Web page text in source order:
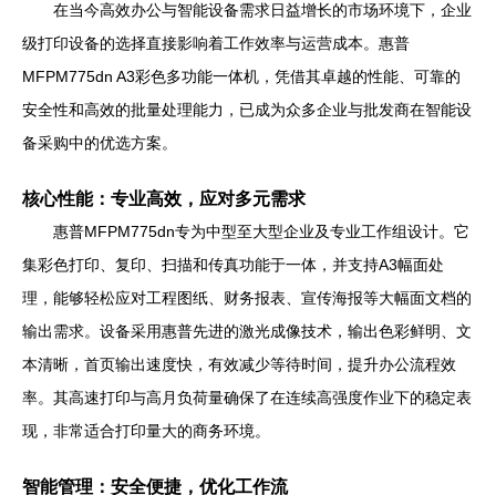
在当今高效办公与智能设备需求日益增长的市场环境下，企业
级打印设备的选择直接影响着工作效率与运营成本。惠普
MFPM775dn A3彩色多功能一体机，凭借其卓越的性能、可靠的
安全性和高效的批量处理能力，已成为众多企业与批发商在智能设
备采购中的优选方案。
核心性能：专业高效，应对多元需求
惠普MFPM775dn专为中型至大型企业及专业工作组设计。它
集彩色打印、复印、扫描和传真功能于一体，并支持A3幅面处
理，能够轻松应对工程图纸、财务报表、宣传海报等大幅面文档的
输出需求。设备采用惠普先进的激光成像技术，输出色彩鲜明、文
本清晰，首页输出速度快，有效减少等待时间，提升办公流程效
率。其高速打印与高月负荷量确保了在连续高强度作业下的稳定表
现，非常适合打印量大的商务环境。
智能管理：安全便捷，优化工作流